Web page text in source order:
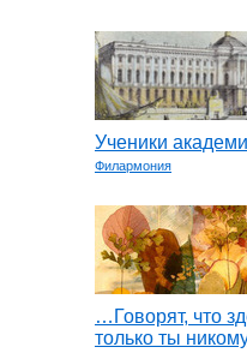
Ученики
Филармония
…Говорят, что
только ты